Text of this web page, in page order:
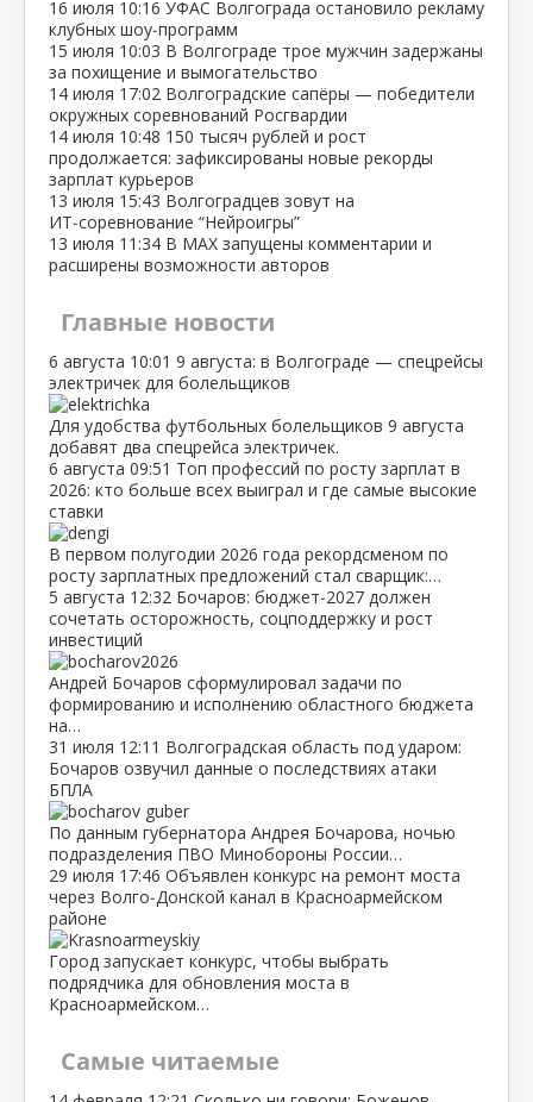
16 июля 10:16 УФАС Волгограда остановило рекламу
клубных шоу‑программ
15 июля 10:03 В Волгограде трое мужчин задержаны
за похищение и вымогательство
14 июля 17:02 Волгоградские сапёры — победители
окружных соревнований Росгвардии
14 июля 10:48 150 тысяч рублей и рост
продолжается: зафиксированы новые рекорды
зарплат курьеров
13 июля 15:43 Волгоградцев зовут на
ИТ‑соревнование “Нейроигры”
13 июля 11:34 В МАХ запущены комментарии и
расширены возможности авторов
Главные новости
6 августа 10:01 9 августа: в Волгограде — спецрейсы
электричек для болельщиков
Для удобства футбольных болельщиков 9 августа
добавят два спецрейса электричек.
6 августа 09:51 Топ профессий по росту зарплат в
2026: кто больше всех выиграл и где самые высокие
ставки
В первом полугодии 2026 года рекордсменом по
росту зарплатных предложений стал сварщик:…
5 августа 12:32 Бочаров: бюджет‑2027 должен
сочетать осторожность, соцподдержку и рост
инвестиций
Андрей Бочаров сформулировал задачи по
формированию и исполнению областного бюджета
на…
31 июля 12:11 Волгоградская область под ударом:
Бочаров озвучил данные о последствиях атаки
БПЛА
По данным губернатора Андрея Бочарова, ночью
подразделения ПВО Минобороны России…
29 июля 17:46 Объявлен конкурс на ремонт моста
через Волго‑Донской канал в Красноармейском
районе
Город запускает конкурс, чтобы выбрать
подрядчика для обновления моста в
Красноармейском…
Самые читаемые